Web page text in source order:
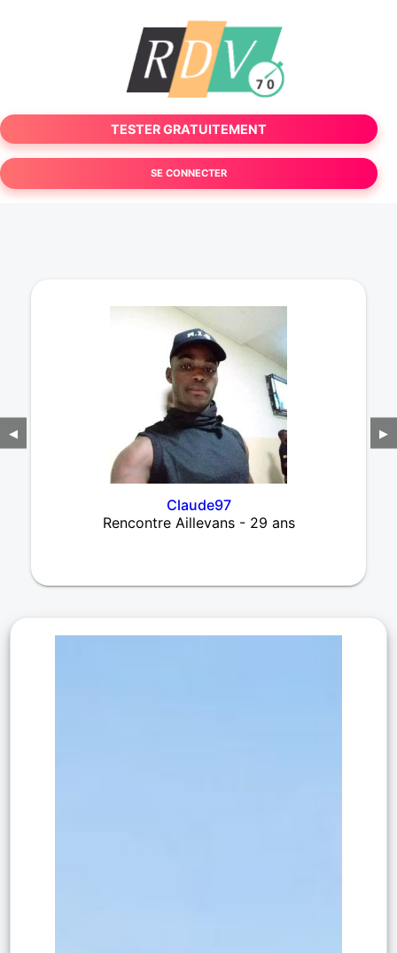
TESTER GRATUITEMENT
SE CONNECTER
◀
Claude97
Rencontre Aillevans - 29 ans
▶